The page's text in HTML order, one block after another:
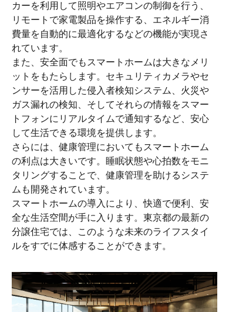
カーを利用して照明やエアコンの制御を行う、
リモートで家電製品を操作する、エネルギー消
費量を自動的に最適化するなどの機能が実現さ
れています。
また、安全面でもスマートホームは大きなメリ
ットをもたらします。セキュリティカメラやセ
ンサーを活用した侵入者検知システム、火災や
ガス漏れの検知、そしてそれらの情報をスマー
トフォンにリアルタイムで通知するなど、安心
して生活できる環境を提供します。
さらには、健康管理においてもスマートホーム
の利点は大きいです。睡眠状態や心拍数をモニ
タリングすることで、健康管理を助けるシステ
ムも開発されています。
スマートホームの導入により、快適で便利、安
全な生活空間が手に入ります。東京都の最新の
分譲住宅では、このような未来のライフスタイ
ルをすでに体感することができます。